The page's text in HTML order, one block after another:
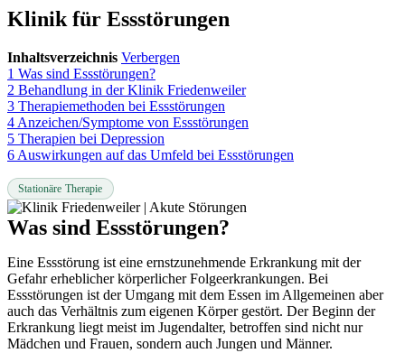
Klinik für Essstörungen
Inhaltsverzeichnis Verbergen
1 Was sind Essstörungen?
2 Behandlung in der Klinik Friedenweiler
3 Therapiemethoden bei Essstörungen
4 Anzeichen/Symptome von Essstörungen
5 Therapien bei Depression
6 Auswirkungen auf das Umfeld bei Essstörungen
Stationäre Therapie
Was sind Essstörungen?
Eine Essstörung ist eine ernstzunehmende Erkrankung mit der
Gefahr erheblicher körperlicher Folgeerkrankungen. Bei
Essstörungen ist der Umgang mit dem Essen im Allgemeinen aber
auch das Verhältnis zum eigenen Körper gestört. Der Beginn der
Erkrankung liegt meist im Jugendalter, betroffen sind nicht nur
Mädchen und Frauen, sondern auch Jungen und Männer.